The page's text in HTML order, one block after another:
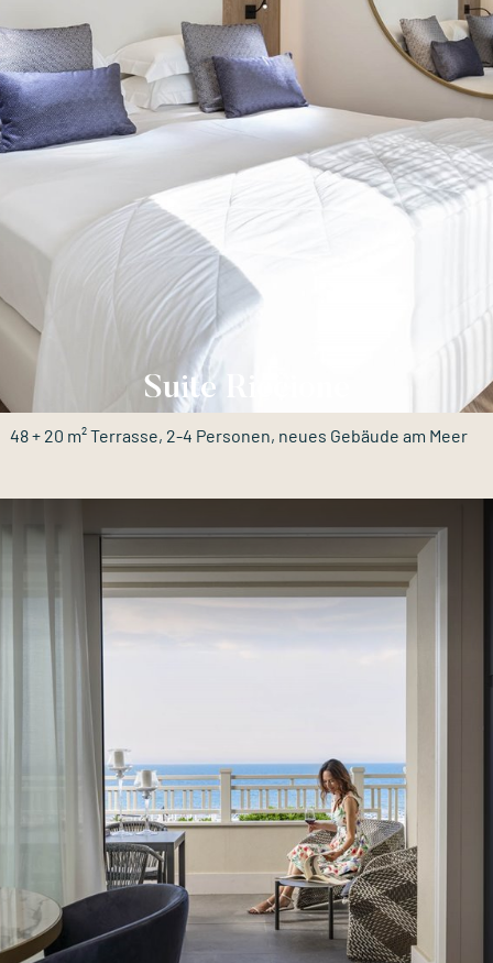
Suite Riccione
48 + 20 m² Terrasse, 2-4 Personen, neues Gebäude am Meer